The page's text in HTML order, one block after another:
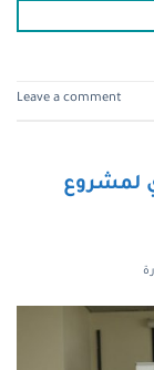
Leave a comment
لمشروع